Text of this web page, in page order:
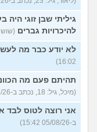
40)
איך להסביר לה
להיפרד?
(עידן, בן 27)
בעיות ביני לבית
לעשות?
לא משלמת בדייטים
29)
יוצאת איתו היום
גיליתי שבן זוגי היה
להיכרויות גברים (שושנה, בת 37,
לא יודע כבר מה
16:02)
תהיתם פעם מה
(מיכל, גיל: 18, נכתב ב-05/08/26 15:51)
אני רוצה לטוס לבד
ב-05/08/26 15:42)